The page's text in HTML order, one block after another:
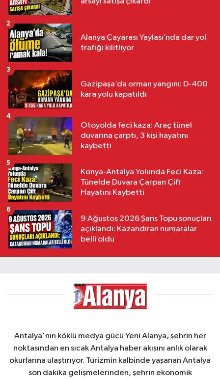
Alanya Çayarası Yaylası’nda dar yol
trafiği kilitliyor
2
Gazipaşa’da orman yangını: D-400
kara yolu kapatıldı
3
Otoyolda feci kaza: Araç tünel
duvarına çarptı, 3 kişi hayatını
kaybetti
4
Konya-Antalya Yolunda Feci Kaza:
Tünelde Duvara Çarpan Çift
Hayatını Kaybetti
5
9 Ağustos 2026 Şans Topu sonuçları
açıklandı: Kazandıran numaralar
belli oldu
6
Antalya'nın köklü medya gücü Yeni Alanya, şehrin her
noktasından en sıcak Antalya haber akışını anlık olarak
okurlarına ulaştırıyor. Turizmin kalbinde yaşanan Antalya
son dakika gelişmelerinden, şehrin ekonomik